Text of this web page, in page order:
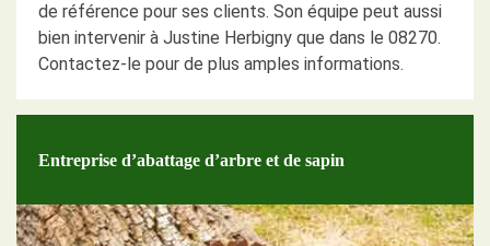
de référence pour ses clients. Son équipe peut aussi
bien intervenir à Justine Herbigny que dans le 08270.
Contactez-le pour de plus amples informations.
Entreprise d’abattage d’arbre et de sapin